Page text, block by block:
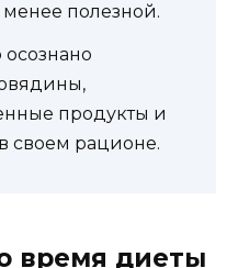
полезной.
продукты и
своем рационе.
время диеты